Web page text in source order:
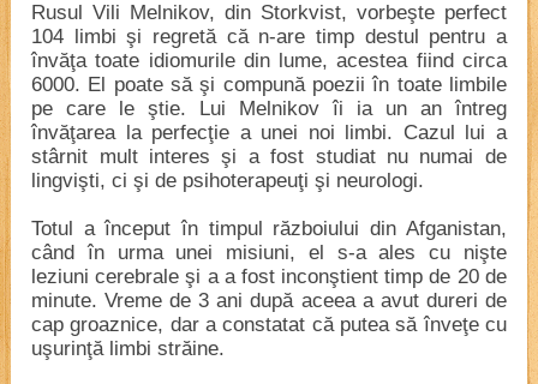
Rusul Vili Melnikov, din Storkvist, vorbeşte perfect
104 limbi şi regretă că n-are timp destul pentru a
învăţa toate idiomurile din lume, acestea fiind circa
6000. El poate să şi compună poezii în toate limbile
pe care le ştie. Lui Melnikov îi ia un an întreg
învăţarea la perfecţie a unei noi limbi. Cazul lui a
stârnit mult interes şi a fost studiat nu numai de
lingvişti, ci şi de psihoterapeuţi şi neurologi.
Totul a început în timpul războiului din Afganistan,
când în urma unei misiuni, el s-a ales cu nişte
leziuni cerebrale şi a a fost inconştient timp de 20 de
minute. Vreme de 3 ani după aceea a avut dureri de
cap groaznice, dar a constatat că putea să înveţe cu
uşurinţă limbi străine.